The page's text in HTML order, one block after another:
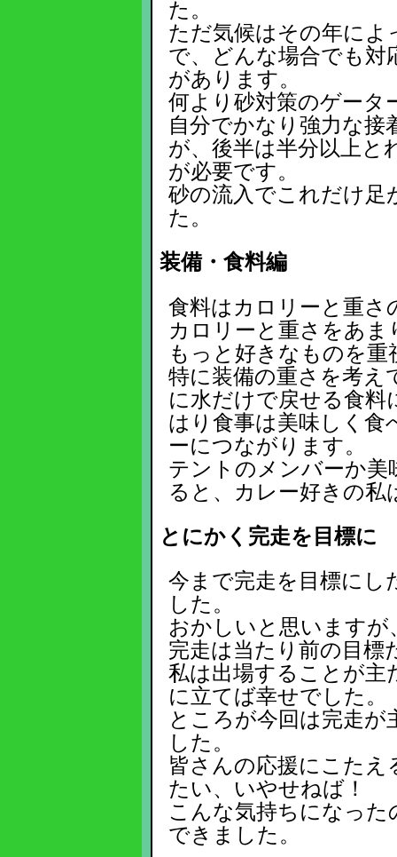
た。
ただ気候はその年に
で、どんな場合でも対
があります。
何より砂対策のゲータ
自分でかなり強力な
が、後半は半分以上と
が必要です。
砂の流入でこれだけ足
た。
装備・食料編
食料はカロリーと重さ
カロリーと重さをあ
もっと好きなものを
特に装備の重さを考え
に水だけで戻せる食料
はり食事は美味しく食
ーにつながります。
テントのメンバーか
ると、カレー好きの
とにかく完走を目標に
今まで完走を目標に
した。
おかしいと思います
完走は当たり前の目標
私は出場することが主
に立てば幸せでした。
ところが今回は完走
した。
皆さんの応援にこた
たい、いやせねば！
こんな気持ちになった
できました。